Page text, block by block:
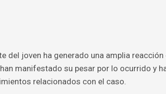
del joven ha generado una amplia
manifestado su pesar por lo ocurrido y
relacionados con el caso.